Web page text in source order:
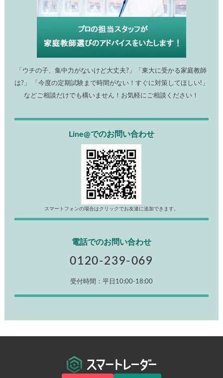
「ウチの子、集中力がないけど大丈夫?」「東大に受かる家庭教師
は?」 「今度の定期試験まで時間がない！すぐに対策してほしい!」
などご相談だけでも構いません！お気軽にご相談ください！
Line@でのお問い合わせ
スマートフォンの場合はクリックでお友達に追加できます。
電話でのお問い合わせ
0120-239-069
受付時間：平日10:00-18:00